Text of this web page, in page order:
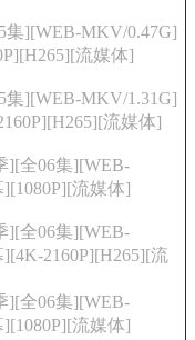
][WEB-MKV/0.47G]
流媒体]
][WEB-MKV/1.31G]
流媒体]
][全06集][WEB-
流媒体]
][全06集][WEB-
2160P][H265][流
][全06集][WEB-
流媒体]